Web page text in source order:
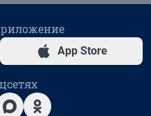
App Store